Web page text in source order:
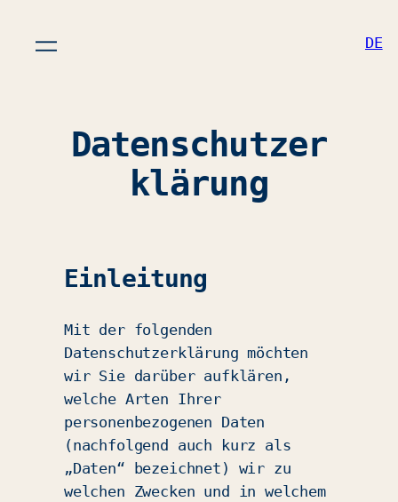
Datenschutzer
klärung
DE
Einleitung
Mit der folgenden
Datenschutzerklärung möchten
wir Sie darüber aufklären,
welche Arten Ihrer
personenbezogenen Daten
(nachfolgend auch kurz als
„Daten“ bezeichnet) wir zu
welchen Zwecken und in welchem